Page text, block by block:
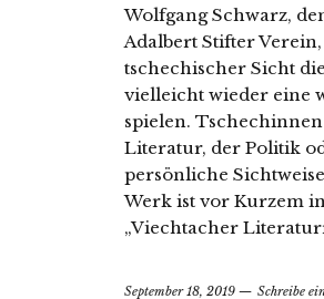
Wolfgang Schwarz,
Adalbert Stifter
tschechischer Sicht
vielleicht wieder eine
spielen.
Literatur, der Politik
persönliche
Werk ist vor Kurzem
„Viechtacher
September 18, 2019
Schreibe